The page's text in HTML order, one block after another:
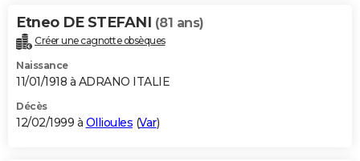
Etneo DE STEFANI (81 ans)
Créer une cagnotte obsèques
Naissance
11/01/1918 à ADRANO ITALIE
Décès
12/02/1999 à Ollioules (Var)